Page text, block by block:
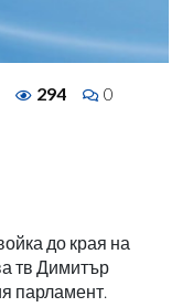
294 0
до края на
тв Димитър
парламент.